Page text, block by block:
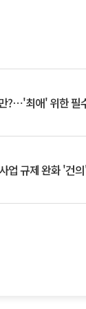
?⋯'최애' 위한 필
업 규제 완화 '